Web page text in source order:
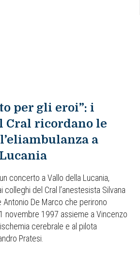
per gli eroi”: i
Cral ricordano le
a
concerto a Vallo della Lucania,
del Cral l’anestesista Silvana
Antonio De Marco che perirono
novembre 1997 assieme a Vincenzo
cerebrale e al pilota
Pratesi.